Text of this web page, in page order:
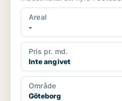
Areal
-
Pris pr. md.
Inte angivet
Område
Göteborg